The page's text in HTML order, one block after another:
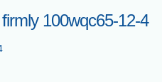
100wqc65-12-4